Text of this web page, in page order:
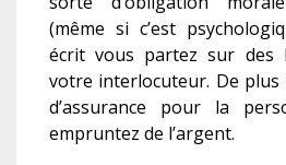
(même si c’est
écrit vous partez sur des
votre interlocuteur. De
d’assurance pour la
empruntez de l’argent.